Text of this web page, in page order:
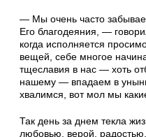
— Мы очень часто
Его благодеяния, —
когда исполняется
вещей, себе многое
тщеславия в нас — хоть
нашему — впадаем в
хвалимся, вот мол мы
Так день за днем текла
любовью, верой,